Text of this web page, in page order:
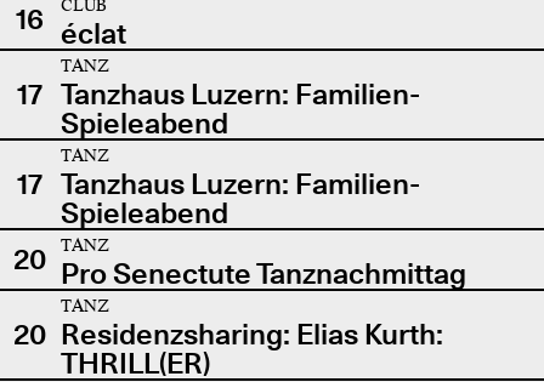
16
CLUB
éclat
17
TANZ
Tanzhaus Luzern: Familien-
Spieleabend
17
TANZ
Tanzhaus Luzern: Familien-
Spieleabend
20
TANZ
Pro Senectute Tanznachmittag
20
TANZ
Residenzsharing: Elias Kurth:
THRILL(ER)